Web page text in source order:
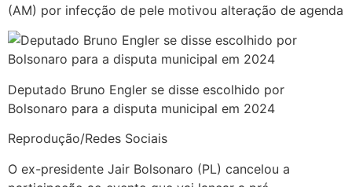
(AM) por infecção de pele motivou alteração de agenda
Deputado Bruno Engler se disse escolhido por
Bolsonaro para a disputa municipal em 2024
Reprodução/Redes Sociais
O ex-presidente Jair Bolsonaro (PL) cancelou a